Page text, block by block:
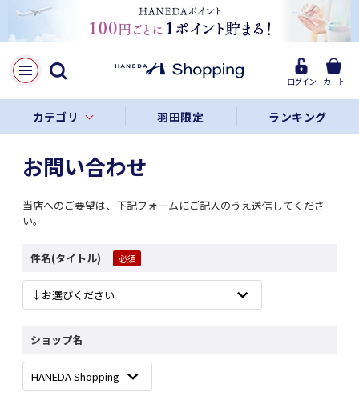
ログイン カート
カテゴリ 羽田限定 ランキング
お問い合わせ
当店へのご要望は、下記フォームにご記入のうえ送信してくださ
い。
件名(タイトル)
ショップ名